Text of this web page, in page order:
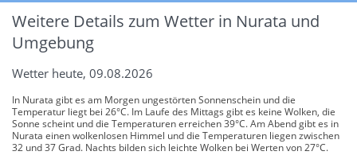
Weitere Details zum Wetter in Nurata und
Umgebung
Wetter heute, 09.08.2026
In Nurata gibt es am Morgen ungestörten Sonnenschein und die
Temperatur liegt bei 26°C. Im Laufe des Mittags gibt es keine Wolken, die
Sonne scheint und die Temperaturen erreichen 39°C. Am Abend gibt es in
Nurata einen wolkenlosen Himmel und die Temperaturen liegen zwischen
32 und 37 Grad. Nachts bilden sich leichte Wolken bei Werten von 27°C.